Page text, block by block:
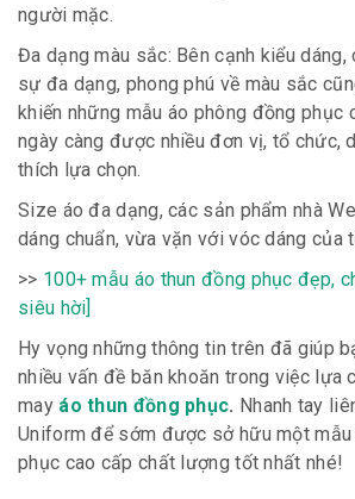
người mặc.
Đa dạng màu sắc: Bên cạnh kiểu dáng,
sự đa dạng, phong phú về màu sắc
khiến những mẫu áo phông đồng phục
ngày càng được nhiều đơn vị, tổ chức,
thích lựa chọn.
Size áo đa dạng, các sản phẩm nhà
dáng chuẩn, vừa vặn với vóc dáng của
>> 100+ mẫu áo thun đồng phục đẹp,
siêu hời]
Hy vọng những thông tin trên đã giúp
nhiều vấn đề băn khoăn trong việc lựa
may áo thun đồng phục. Nhanh tay
Uniform để sớm được sở hữu một mẫu
phục cao cấp chất lượng tốt nhất nhé!